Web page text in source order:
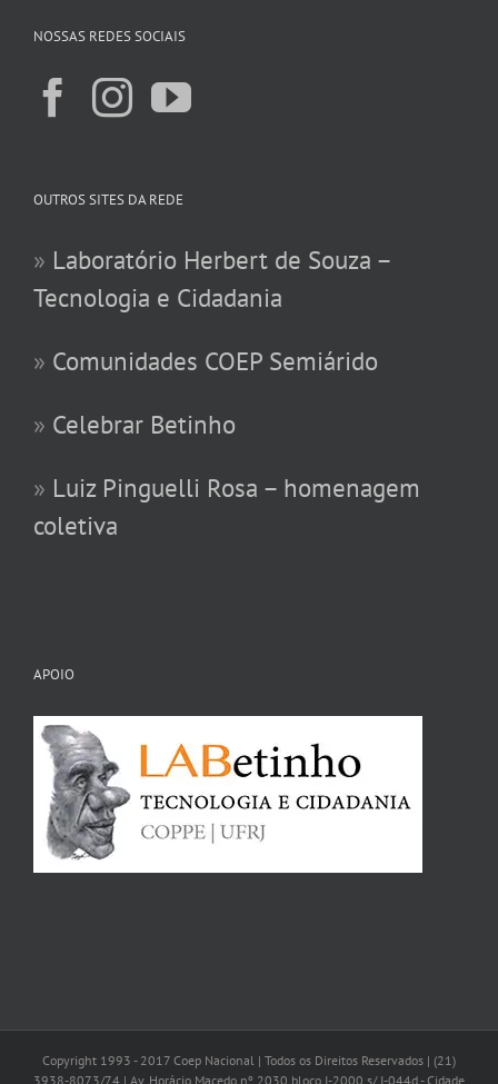
NOSSAS REDES SOCIAIS
OUTROS SITES DA REDE
» Laboratório Herbert de Souza –
Tecnologia e Cidadania
» Comunidades COEP Semiárido
» Celebrar Betinho
» Luiz Pinguelli Rosa – homenagem
coletiva
APOIO
Copyright 1993 - 2017 Coep Nacional | Todos os Direitos Reservados | (21)
3938-8073/74 | Av. Horácio Macedo nº 2030 bloco I-2000 s/ I-044d - Cidade